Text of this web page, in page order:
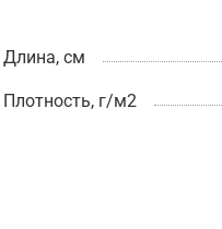
Длина, см
Плотность, г/м2